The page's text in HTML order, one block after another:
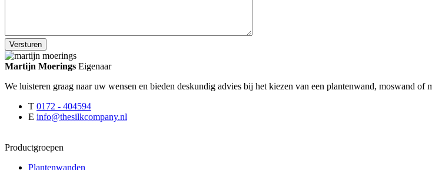
Martijn Moerings Eigenaar
We luisteren graag naar uw wensen en bieden deskundig advies bij het kiezen van een plantenwand, moswand
T 0172 - 404594
E info@thesilkcompany.nl
Productgroepen
Plantenwanden